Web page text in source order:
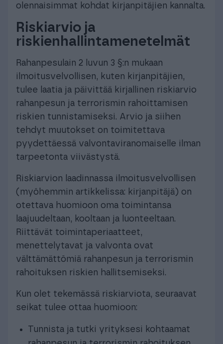
olennaisimmat kohdat kirjanpitäjien kannalta.
Riskiarvio ja
riskienhallintamenetelmät
Rahanpesulain 2 luvun 3 §:n mukaan
ilmoitusvelvollisen, kuten kirjanpitäjien,
tulee laatia ja päivittää kirjallinen riskiarvio
rahanpesun ja terrorismin rahoittamisen
riskien tunnistamiseksi. Arvio ja siihen
tehdyt muutokset on toimitettava
pyydettäessä valvontaviranomaiselle ilman
tarpeetonta viivästystä.
Riskiarvion laadinnassa ilmoitusvelvollisen
(myöhemmin artikkelissa: kirjanpitäjä) on
otettava huomioon oma toimintansa
laajuudeltaan, kooltaan ja luonteeltaan.
Riittävät toimintaperiaatteet,
menettelytavat ja valvonta ovat
välttämättömiä rahanpesun ja terrorismin
rahoituksen riskien hallitsemiseksi.
Kun olet tekemässä riskiarviota, seuraavat
seikat tulee ottaa huomioon:
Tunnista ja tutki yrityksesi kohtaamat